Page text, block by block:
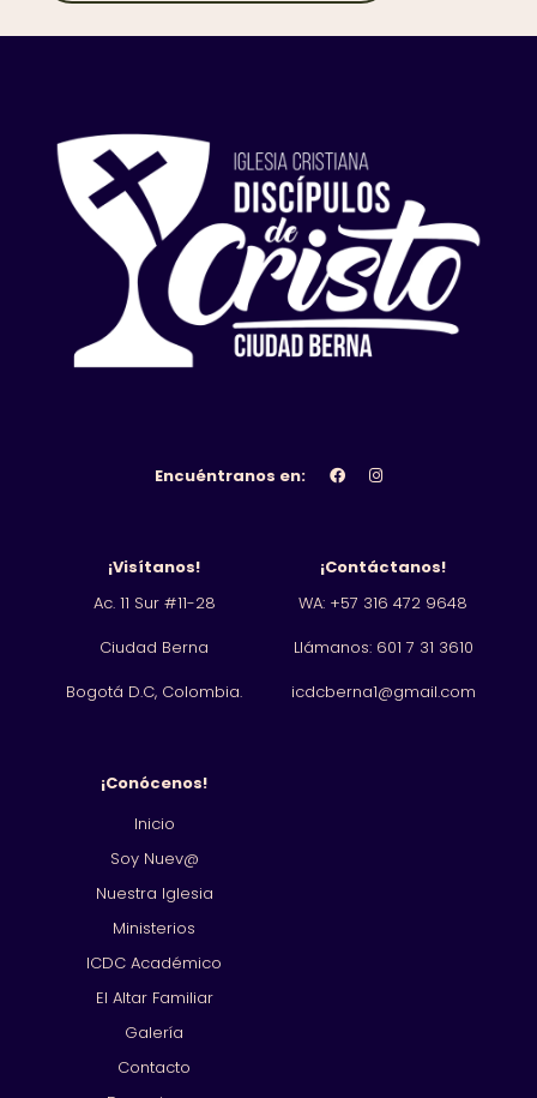
Encuéntranos en:
¡Visítanos!
Ac. 11 Sur #11-28
Ciudad Berna
Bogotá D.C, Colombia.
¡Contáctanos!
WA: +57 316 472 9648
Llámanos: 601 7 31 3610
icdcberna1@gmail.com
¡Conócenos!
Inicio
Soy Nuev@
Nuestra Iglesia
Ministerios
ICDC Académico
El Altar Familiar
Galería
Contacto